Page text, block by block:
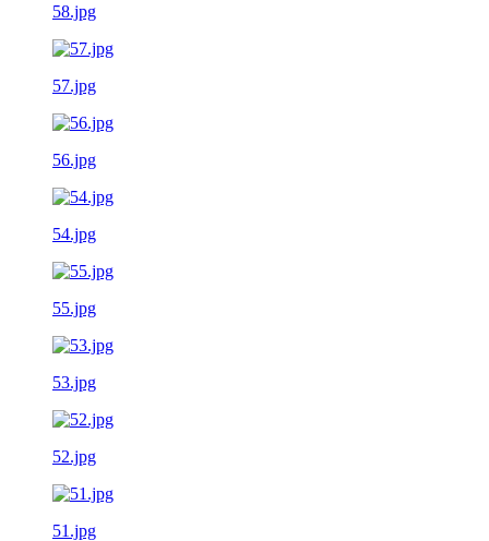
58.jpg
57.jpg
56.jpg
54.jpg
55.jpg
53.jpg
52.jpg
51.jpg